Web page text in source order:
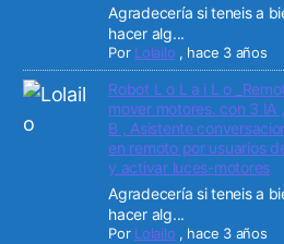
Agradecería si teneis a
hacer alg...
Por Lolailo , hace 3 años
Robot L o L a i L o
mover motores. con 3 IA
B , Asistente
en remoto por usuarios
y activar luces-motores
Agradecería si teneis a
hacer alg...
Por Lolailo , hace 3 años